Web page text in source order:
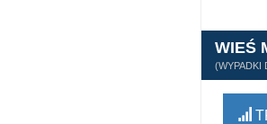
WIEŚ
(WYPADKI